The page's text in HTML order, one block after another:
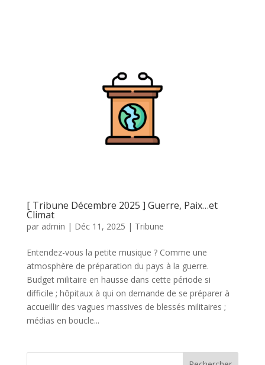
[ Tribune Décembre 2025 ] Guerre, Paix…et
Climat
par admin | Déc 11, 2025 | Tribune
Entendez-vous la petite musique ? Comme une
atmosphère de préparation du pays à la guerre.
Budget militaire en hausse dans cette période si
difficile ; hôpitaux à qui on demande de se préparer à
accueillir des vagues massives de blessés militaires ;
médias en boucle...